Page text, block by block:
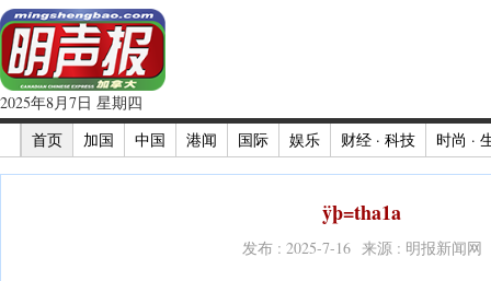
2025年8月7日 星期四
首页
加国 中国 港闻 国际 娱乐 财经 · 科技 时尚 ·
ÿþ=tha1a
发布 : 2025-7-16 来源 : 明报新闻网